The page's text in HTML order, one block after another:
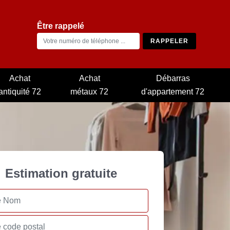
Être rappelé
Achat
72
Achat
métaux 72
Débarras
d'appartement 72
Estimation gratuite